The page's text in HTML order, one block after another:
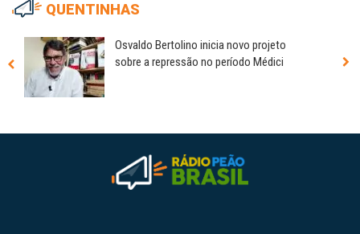
QUENTINHAS
Osvaldo Bertolino inicia novo projeto
sobre a repressão no período Médici